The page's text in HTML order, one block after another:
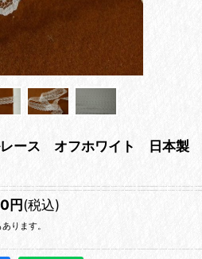
ース オフホワイト 日本製
円(税込)
ります。